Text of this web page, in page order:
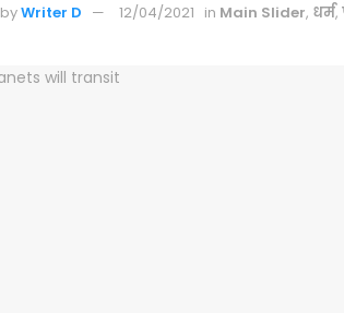
byWriter D 12/04/2021 in Main Slider, धर्म,